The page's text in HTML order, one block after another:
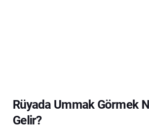
Rüyada Ummak Görmek
Gelir?